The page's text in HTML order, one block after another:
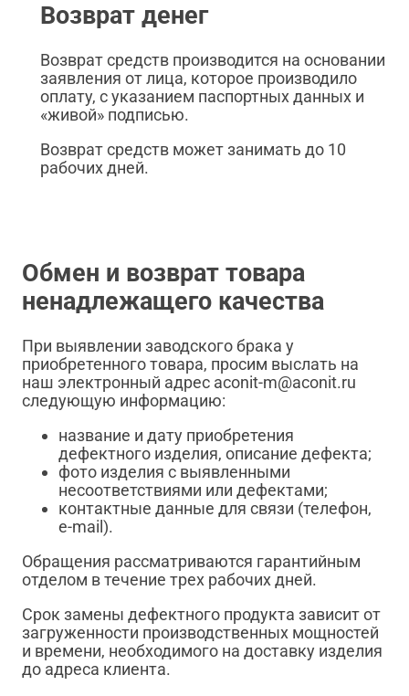
Возврат денег
Возврат средств производится на основании
заявления от лица, которое производило
оплату, с указанием паспортных данных и
«живой» подписью.
Возврат средств может занимать до 10
рабочих дней.
Обмен и возврат товара
ненадлежащего качества
При выявлении заводского брака у
приобретенного товара, просим выслать на
наш электронный адрес aconit-m@aconit.ru
следующую информацию:
название и дату приобретения
дефектного изделия, описание дефекта;
фото изделия с выявленными
несоответствиями или дефектами;
контактные данные для связи (телефон,
e-mail).
Обращения рассматриваются гарантийным
отделом в течение трех рабочих дней.
Срок замены дефектного продукта зависит от
загруженности производственных мощностей
и времени, необходимого на доставку изделия
до адреса клиента.